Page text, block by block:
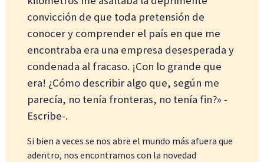
convicción de que toda pretensión de
conocer y comprender el país en que me
encontraba era una empresa desesperada y
condenada al fracaso. ¡Con lo grande que
era! ¿Cómo describir algo que, según me
parecía, no tenía fronteras, no tenía fin?» -
Escribe-.
Si bien a veces se nos abre el mundo más afuera que
adentro, nos encontramos con la novedad